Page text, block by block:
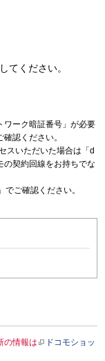
てください。
ワーク暗証番号」が必要
確認ください。
スいただいた場合は「d
の契約回線をお持ちでな
」でご確認ください。
の情報は
ドコモショッ